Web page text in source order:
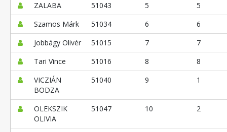
ZALABA 51043 5
5
Szamos Márk
51034 6
6
Jobbágy Olivér
51015 7
7
Tari Vince
51016 8
8
VICZIÁN
BODZA
51040 9 1
OLEKSZIK
OLIVIA
51047 10 2